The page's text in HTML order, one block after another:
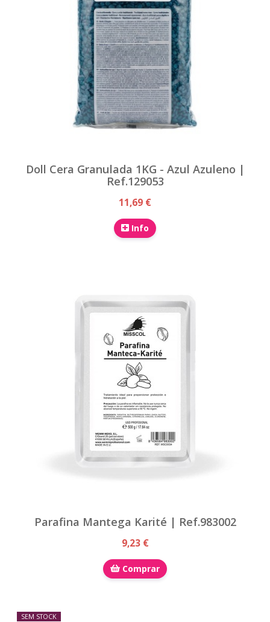
Doll Cera Granulada 1KG - Azul Azuleno |
Ref.129053
11,69 €
Info
Parafina Mantega Karité | Ref.983002
9,23 €
Comprar
SEM STOCK